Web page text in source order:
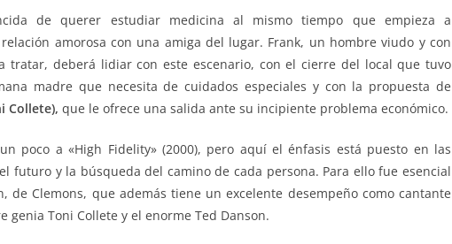
de querer estudiar medicina al mismo tiempo que empieza a
amorosa con una amiga del lugar. Frank, un hombre viudo y con
tratar, deberá lidiar con este escenario, con el cierre del local que tuvo
madre que necesita de cuidados especiales y con la propuesta de
Collete), que le ofrece una salida ante su incipiente problema económico.
poco a «High Fidelity» (2000), pero aquí el énfasis está puesto en las
futuro y la búsqueda del camino de cada persona. Para ello fue esencial
de Clemons, que además tiene un excelente desempeño como cantante
genia Toni Collete y el enorme Ted Danson.